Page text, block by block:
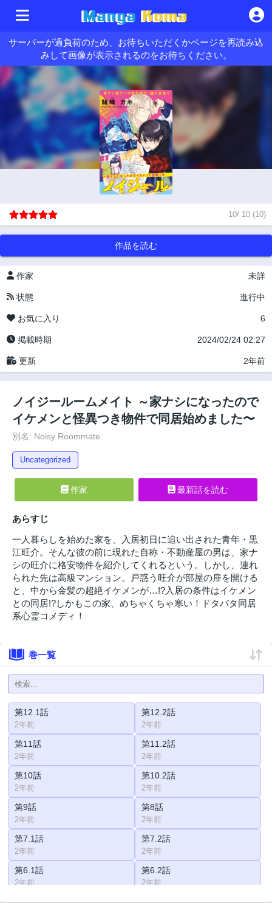
サーバーが過負荷のため、お待ちいただくかページを再読み込
みして画像が表示されるのをお待ちください。
10/ 10 (10)
作品を読む
作家 未詳
状態 進行中
お気に入り 6
掲載時期 2024/02/24 02:27
更新 2年前
ノイジールームメイト ～家ナシになったので
イケメンと怪異つき物件で同居始めました〜
別名: Noisy Roommate
Uncategorized
作家 最新話を読む
あらすじ
一人暮らしを始めた家を、入居初日に追い出された青年・黒
江旺介。そんな彼の前に現れた自称・不動産屋の男は、家ナ
シの旺介に格安物件を紹介してくれるという。しかし、連れ
られた先は高級マンション。戸惑う旺介が部屋の扉を開ける
と、中から金髪の超絶イケメンが…!?入居の条件はイケメン
との同居!?しかもこの家、めちゃくちゃ寒い！ドタバタ同居
系心霊コメディ！
巻一覧
第12.1話
2年前
第12.2話
2年前
第11話
2年前
第11.2話
2年前
第10話
2年前
第10.2話
2年前
第9話
2年前
第8話
2年前
第7.1話
2年前
第7.2話
2年前
第6.1話
2年前
第6.2話
2年前